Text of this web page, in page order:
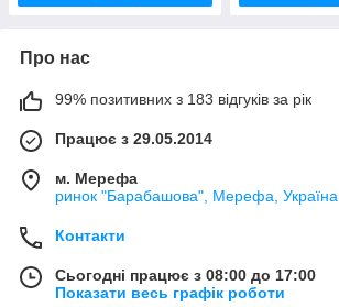
Про нас
99% позитивних з 183 відгуків за рік
Працює з 29.05.2014
м. Мерефа
ринок "Барабашова", Мерефа, Україна
Контакти
Сьогодні працює з 08:00 до 17:00
Показати весь графік роботи